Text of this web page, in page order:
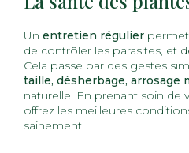
Un entretien régulier permet
de contrôler les parasites, et
Cela passe par des gestes
taille, désherbage, arrosage
naturelle. En prenant soin de
offrez les meilleures
sainement.